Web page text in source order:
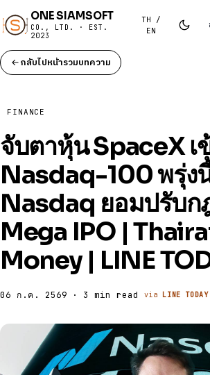
ONE SIAMSOFT
CO., LTD. · EST.
2023
TH /
EN
กลับไปหน้ารวมบทความ
FINANCE
จับตาหุ้น SpaceX เ
Nasdaq-100 พรุ่ง
Nasdaq ยอมปรับก
Mega IPO |
Money | LINE
06 ก.ค. 2569 · 3 min read via LINE TODAY